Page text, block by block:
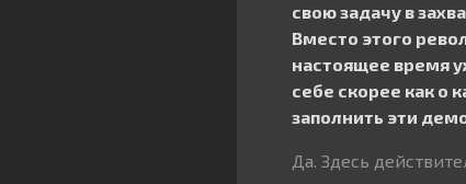
свою задачу в
Вместо этого
настоящее время
себе скорее как о
заполнить эти
Да. Здесь